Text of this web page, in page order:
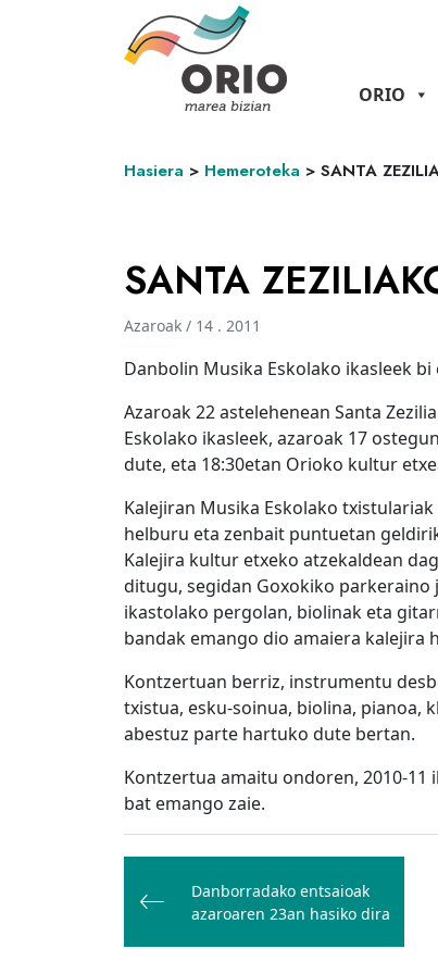
ORIO
Hasiera > Hemeroteka > SANTA
SANTA
Azaroak / 14 . 2011
Danbolin Musika Eskolako ikasleek
Azaroak 22 astelehenean Santa
Eskolako ikasleek, azaroak 17
dute, eta 18:30etan Orioko kultur
Kalejiran Musika Eskolako
helburu eta zenbait puntuetan
Kalejira kultur etxeko atzekaldean
ditugu, segidan Goxokiko
ikastolako pergolan, biolinak eta
bandak emango dio amaiera kalejira
Kontzertuan berriz, instrumentu
txistua, esku-soinua, biolina, pianoa,
abestuz parte hartuko dute bertan.
Kontzertua amaitu ondoren, 2010-11
bat emango zaie.
Bidalketetan
zehar
nabigatu
Danborradako entsaioak
azaroaren 23an hasiko dira